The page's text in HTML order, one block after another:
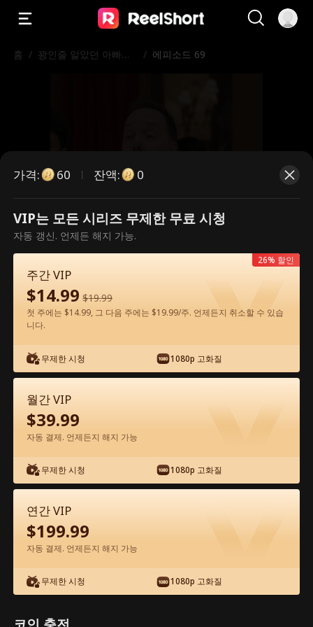
홈 / 꽝인줄 알았던 아빠가
/ 에피소드 69
유료 에피소드입니다. 시청하시려면
잠금을 해제해 주세요.
60지금 잠금 해제
앱에서 무료로 보기
에피소드 69 - 꽝인줄 알았던 아빠가 알고
보니 세계 최강 거물?! 전체 영화
0-49 50-72
68 70 71
가격: 60 잔액: 0
VIP는 모든 시리즈 무제한 무료 시청
자동 갱신. 언제든 해지 가능.
주간 VIP
$14.99 $19.99
첫 주에는 $14.99, 그 다음 주에는 $19.99/주. 언제든지 취소할 수 있습
니다.
무제한 시청 1080p 고화질
26% 할인
월간 VIP
$39.99
자동 결제. 언제든지 해지 가능
무제한 시청 1080p 고화질
연간 VIP
$199.99
자동 결제. 언제든지 해지 가능
무제한 시청 1080p 고화질